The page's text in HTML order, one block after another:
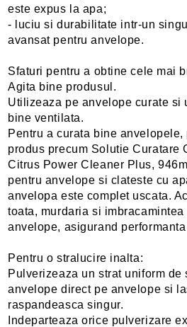
este expus la apa;
- luciu si durabilitate intr-un
avansat pentru anvelope.
Sfaturi pentru a obtine cele mai
Agita bine produsul.
Utilizeaza pe anvelope curate si
bine ventilata.
Pentru a curata bine
produs precum Solutie Curatare
Citrus Power Cleaner Plus,
pentru anvelope si clateste cu
anvelopa este complet uscata.
toata, murdaria si
anvelope, asigurand
Pentru o stralucire inalta:
Pulverizeaza un strat uniform de
anvelope direct pe anvelope si
raspandeasca singur.
Indeparteaza orice pulverizare